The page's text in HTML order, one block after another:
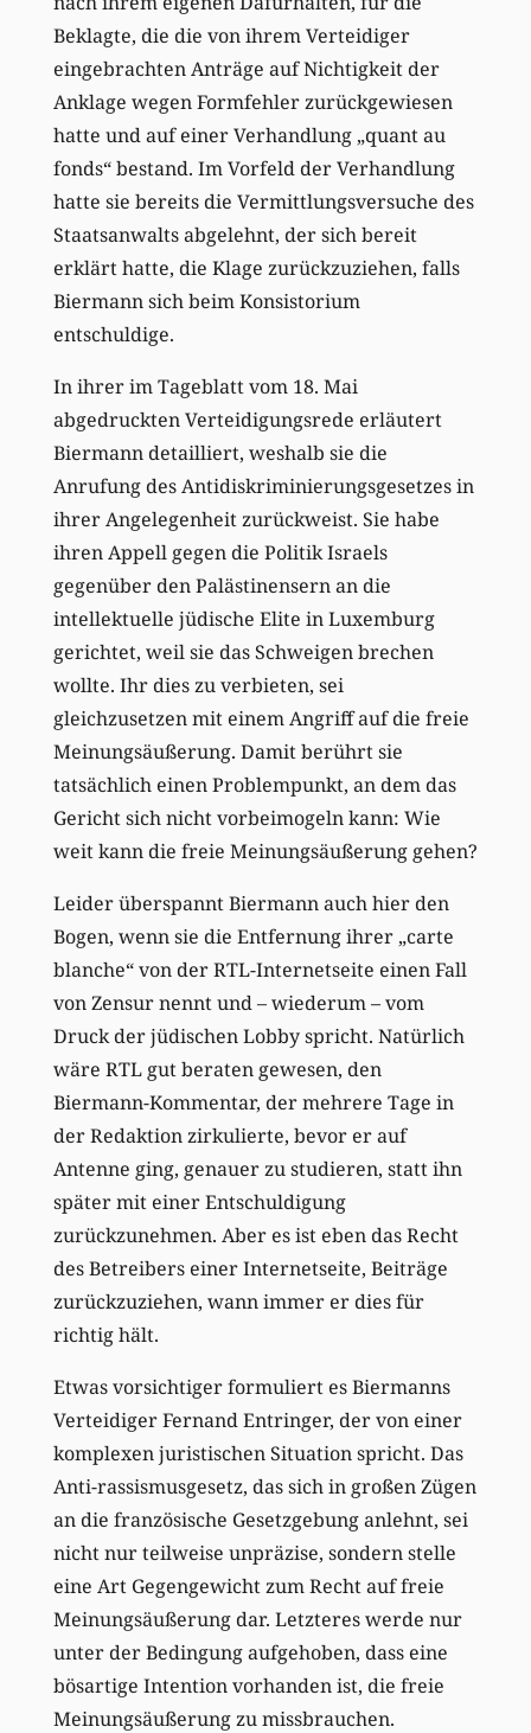
Beklagte, die die von ihrem Verteidiger
eingebrachten Anträge auf Nichtigkeit der
Anklage wegen Formfehler zurückgewiesen
hatte und auf einer Verhandlung „quant au
fonds“ bestand. Im Vorfeld der Verhandlung
hatte sie bereits die Vermittlungsversuche des
Staatsanwalts abgelehnt, der sich bereit
erklärt hatte, die Klage zurückzuziehen, falls
Biermann sich beim Konsistorium
entschuldige.
In ihrer im Tageblatt vom 18. Mai
abgedruckten Verteidigungsrede erläutert
Biermann detailliert, weshalb sie die
Anrufung des Antidiskriminierungsgesetzes in
ihrer Angelegenheit zurückweist. Sie habe
ihren Appell gegen die Politik Israels
gegenüber den Palästinensern an die
intellektuelle jüdische Elite in Luxemburg
gerichtet, weil sie das Schweigen brechen
wollte. Ihr dies zu verbieten, sei
gleichzusetzen mit einem Angriff auf die freie
Meinungsäußerung. Damit berührt sie
tatsächlich einen Problempunkt, an dem das
Gericht sich nicht vorbeimogeln kann: Wie
weit kann die freie Meinungsäußerung gehen?
Leider überspannt Biermann auch hier den
Bogen, wenn sie die Entfernung ihrer „carte
blanche“ von der RTL-Internetseite einen Fall
von Zensur nennt und – wiederum – vom
Druck der jüdischen Lobby spricht. Natürlich
wäre RTL gut beraten gewesen, den
Biermann-Kommentar, der mehrere Tage in
der Redaktion zirkulierte, bevor er auf
Antenne ging, genauer zu studieren, statt ihn
später mit einer Entschuldigung
zurückzunehmen. Aber es ist eben das Recht
des Betreibers einer Internetseite, Beiträge
zurückzuziehen, wann immer er dies für
richtig hält.
Etwas vorsichtiger formuliert es Biermanns
Verteidiger Fernand Entringer, der von einer
komplexen juristischen Situation spricht. Das
Anti-rassismusgesetz, das sich in großen Zügen
an die französische Gesetzgebung anlehnt, sei
nicht nur teilweise unpräzise, sondern stelle
eine Art Gegengewicht zum Recht auf freie
Meinungsäußerung dar. Letzteres werde nur
unter der Bedingung aufgehoben, dass eine
bösartige Intention vorhanden ist, die freie
Meinungsäußerung zu missbrauchen.